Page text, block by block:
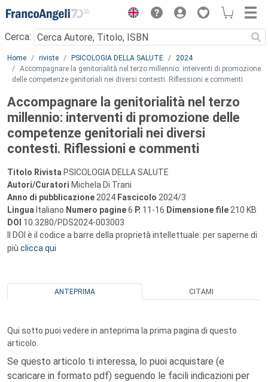
Menu
Cerca:
Main content
Home riviste PSICOLOGIA DELLA SALUTE
2024
Accompagnare la genitorialità nel terzo millennio: interventi di promozione
delle competenze genitoriali nei diversi contesti. Riflessioni e commenti
Accompagnare la genitorialità nel terzo
millennio: interventi di promozione delle
competenze genitoriali nei diversi
contesti. Riflessioni e commenti
Titolo Rivista PSICOLOGIA DELLA SALUTE
Autori/Curatori Michela Di Trani
Anno di pubblicazione 2024 Fascicolo 2024/3
Lingua Italiano Numero pagine6 P. 11-16 Dimensione file 210 KB
DOI 10.3280/PDS2024-003003
Il DOI è il codice a barre della proprietà intellettuale: per saperne di
più clicca qui
ANTEPRIMA CITAMI
Qui sotto puoi vedere in anteprima la prima pagina di questo
articolo.
Se questo articolo ti interessa, lo puoi acquistare (e
scaricare in formato pdf) seguendo le facili indicazioni per